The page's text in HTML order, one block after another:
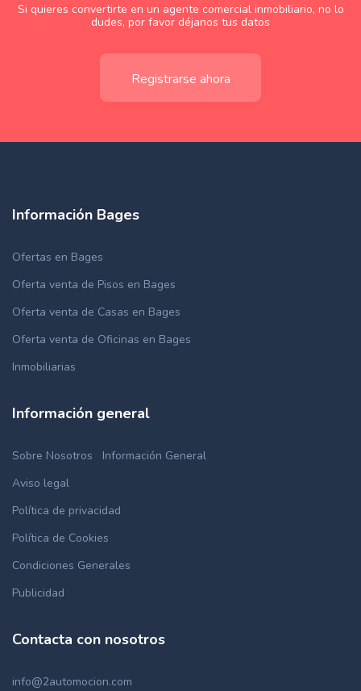
Si quieres convertirte en un agente comercial inmobiliario, no lo
dudes, por favor déjanos tus datos
Registrarse ahora
Información Bages
Ofertas en Bages
Oferta venta de Pisos en Bages
Oferta venta de Casas en Bages
Oferta venta de Oficinas en Bages
Inmobiliarias
Información general
Sobre Nosotros
Información General
Aviso legal
Política de privacidad
Política de Cookies
Condiciones Generales
Publicidad
Contacta con nosotros
info@2automocion.com